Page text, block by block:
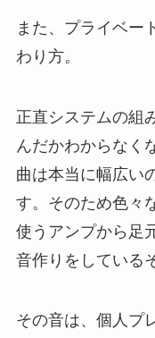
また、プライベー
わり方。
正直システムの組
んだかわからなく
曲は本当に幅広い
す。そのため色々
使うアンプから足
音作りをしている
その音は、個人プ